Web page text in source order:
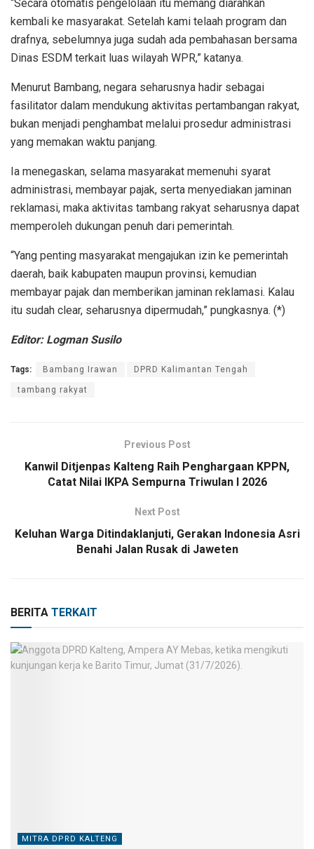
“Secara otomatis pengelolaan itu memang diarahkan
kembali ke masyarakat. Setelah kami telaah program dan
drafnya, sebelumnya juga sudah ada pembahasan bersama
Dinas ESDM terkait luas wilayah WPR,” katanya.
Menurut Bambang, negara seharusnya hadir sebagai
fasilitator dalam mendukung aktivitas pertambangan rakyat,
bukan menjadi penghambat melalui prosedur administrasi
yang memakan waktu panjang.
Ia menegaskan, selama masyarakat memenuhi syarat
administrasi, membayar pajak, serta menyediakan jaminan
reklamasi, maka aktivitas tambang rakyat seharusnya dapat
memperoleh dukungan penuh dari pemerintah.
“Yang penting masyarakat mengajukan izin ke pemerintah
daerah, baik kabupaten maupun provinsi, kemudian
membayar pajak dan memberikan jaminan reklamasi. Kalau
itu sudah clear, seharusnya dipermudah,” pungkasnya. (*)
Editor: Logman Susilo
Tags: Bambang Irawan DPRD Kalimantan Tengah
tambang rakyat
Previous Post
Kanwil Ditjenpas Kalteng Raih Penghargaan KPPN,
Catat Nilai IKPA Sempurna Triwulan I 2026
Next Post
Keluhan Warga Ditindaklanjuti, Gerakan Indonesia Asri
Benahi Jalan Rusak di Jaweten
BERITA TERKAIT
MITRA DPRD KALTENG